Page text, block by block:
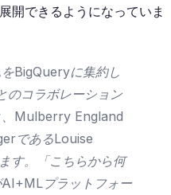
開できるようになっていま
をBigQueryに集約し
のコラボレーション
、Mulberry England
であるLouise
す。
「こちらから何
プラットフォー